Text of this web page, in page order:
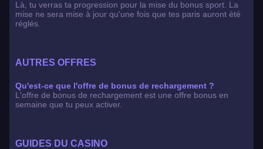
Là, tu verras ta progression pour la mise du bonus sport. La
mise ne sera mise à jour qu'une fois que tes paris auront été
réglés.
AUTRES OFFRES
Qu'est-ce que l'offre de bonus de rechargement ?
L'offre de bonus de rechargement est une offre bonus en
semaine que tu peux activer.
GUIDES DU CASINO